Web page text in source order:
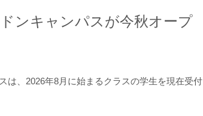
ンキャンパスが今秋オープ
は、2026年8月に始まるクラスの学生を現在受付